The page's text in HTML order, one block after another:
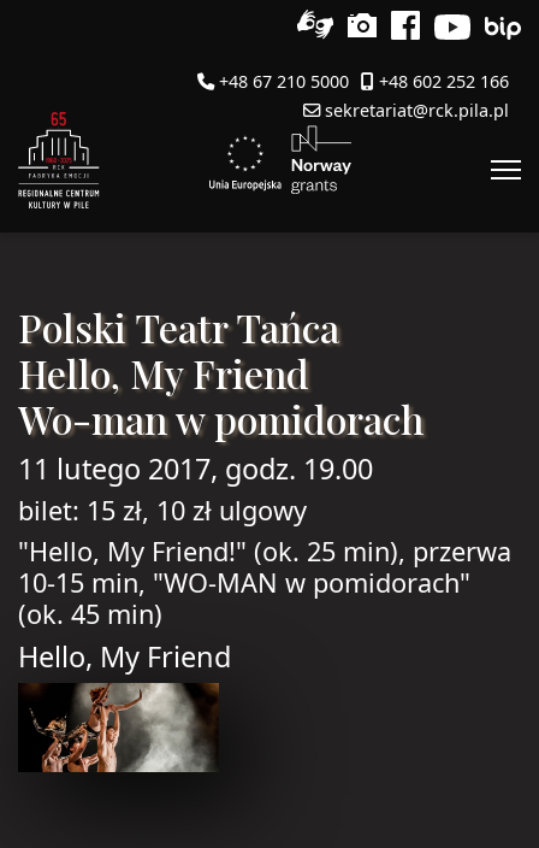
+48 67 210 5000
+48 602 252 166
sekretariat@rck.pila.pl
Polski Teatr Tańca
Hello, My Friend
Wo-man w pomidorach
11 lutego 2017, godz. 19.00
bilet: 15 zł, 10 zł ulgowy
"Hello, My Friend!" (ok. 25 min), przerwa
10-15 min, "WO-MAN w pomidorach"
(ok. 45 min)
Hello, My Friend